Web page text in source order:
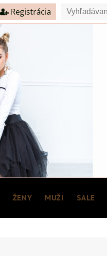
Registrácia
ŽENY MUŽI SALE